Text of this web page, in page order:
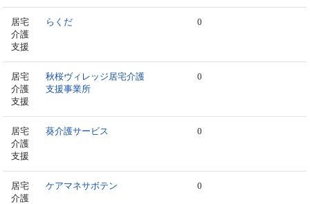
居宅
介護
支援
らくだ 0
居宅
介護
支援
秋桜ヴィレッジ居宅介護
支援事業所
0
居宅
介護
支援
葵介護サービス 0
居宅
介護
ケアマネサボテン 0